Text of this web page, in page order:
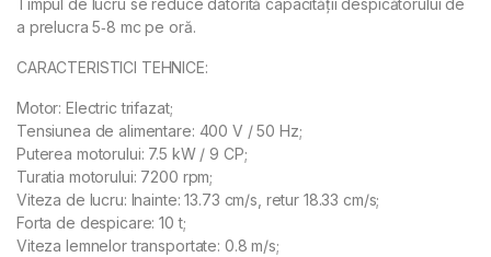
Timpul de lucru se reduce datorită capacității despicătorului de
a prelucra 5‑8 mc pe oră.
CARACTERISTICI TEHNICE:
Motor: Electric trifazat;
Tensiunea de alimentare: 400 V / 50 Hz;
Puterea motorului: 7.5 kW / 9 CP;
Turatia motorului: 7200 rpm;
Viteza de lucru: Inainte: 13.73 cm/s, retur 18.33 cm/s;
Forta de despicare: 10 t;
Viteza lemnelor transportate: 0.8 m/s;